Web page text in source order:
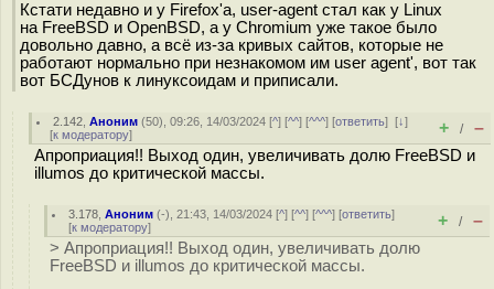
Кстати недавно и у Firefox'а, user-agent стал как у Linux
на FreeBSD и OpenBSD, а у Chromium уже такое было
довольно давно, а всё из-за кривых сайтов, которые не
работают нормально при незнакомом им user agent', вот так
вот БСДунов к линуксоидам и приписали.
2.142 ,Аноним (50), 09:26, 14/03/2024 [^] [^^] [^^^] [ответить][↓]
[к модератору] + / –
Апроприация!! Выход один, увеличивать долю FreeBSD и
illumos до критической массы.
3.178 ,Аноним (-), 21:43, 14/03/2024 [^] [^^] [^^^] [ответить]
[к модератору] + / –
> Апроприация!! Выход один, увеличивать долю
FreeBSD и illumos до критической массы.